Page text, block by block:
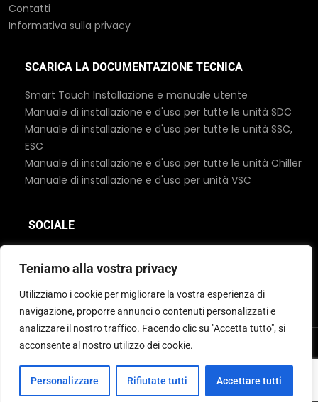
Teniamo alla vostra privacy
Utilizziamo i cookie per migliorare la vostra esperienza di
navigazione, proporre annunci o contenuti personalizzati e
analizzare il nostro traffico. Facendo clic su "Accetta tutto", si
acconsente al nostro utilizzo dei cookie.
Personalizzare Rifiutate tutti Accettare tutti
AUX Marine Enerji Mühendislik LTD. ŞTİ.
Cumhuriyet Bulvarı, n. 36/711, 35250
Konak/Smirne, TURCHIA
info@auxmarine.com
www.auxmarine.com
PARTNER
1037 Budapest, Gyöngysor u. 10-12., UNGHERIA
+36 1 436 0339
info@maritime.hu
www.maritimehajosbolt.hu
CONCESSIONARIO E ASSISTENZA
COMBI NOORD BV
Contatti
Informativa sulla privacy
SCARICA LA DOCUMENTAZIONE TECNICA
Smart Touch Installazione e manuale utente
Manuale di installazione e d'uso per tutte le unità SDC
Manuale di installazione e d'uso per tutte le unità SSC,
ESC
Manuale di installazione e d'uso per tutte le unità Chiller
Manuale di installazione e d'uso per unità VSC
SOCIALE
© 2026 MBC Marine. Tutti i diritti riservati